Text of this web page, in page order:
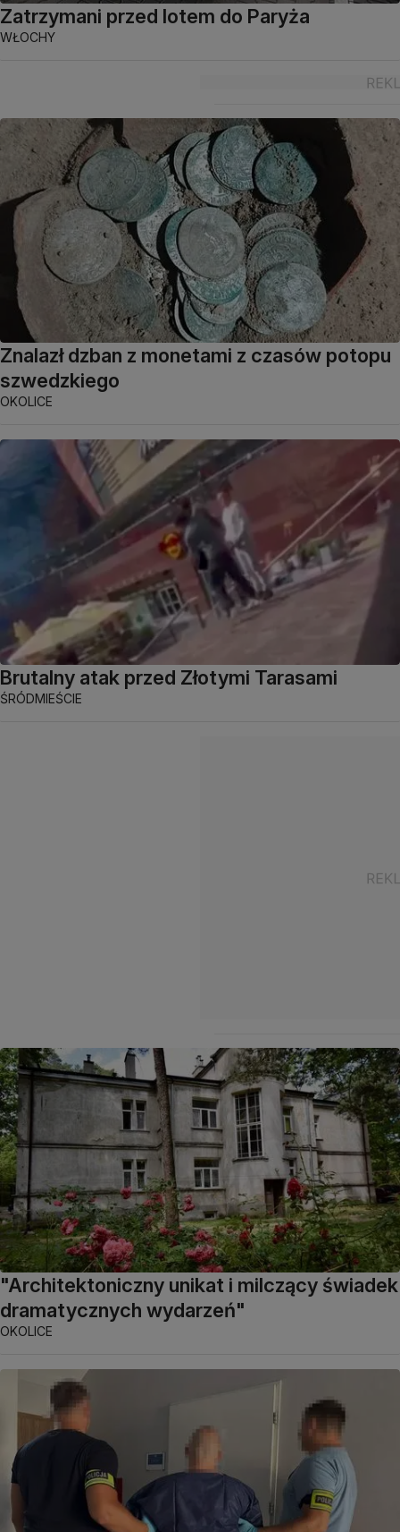
Zatrzymani przed lotem do Paryża
WŁOCHY
Znalazł dzban z monetami z czasów potopu
szwedzkiego
OKOLICE
Brutalny atak przed Złotymi Tarasami
ŚRÓDMIEŚCIE
"Architektoniczny unikat i milczący świadek
dramatycznych wydarzeń"
OKOLICE